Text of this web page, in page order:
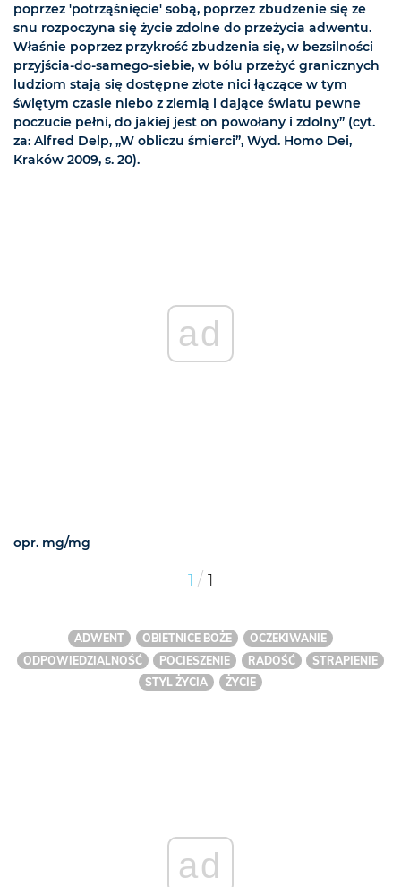
poprzez 'potrząśnięcie' sobą, poprzez zbudzenie się ze
snu rozpoczyna się życie zdolne do przeżycia adwentu.
Właśnie poprzez przykrość zbudzenia się, w bezsilności
przyjścia-do-samego-siebie, w bólu przeżyć granicznych
ludziom stają się dostępne złote nici łączące w tym
świętym czasie niebo z ziemią i dające światu pewne
poczucie pełni, do jakiej jest on powołany i zdolny” (cyt.
za: Alfred Delp, „W obliczu śmierci”, Wyd. Homo Dei,
Kraków 2009, s. 20).
ad
opr. mg/mg
1 / 1
ADWENT OBIETNICE BOŻE
OCZEKIWANIE
ODPOWIEDZIALNOŚĆ
POCIESZENIE RADOŚĆ
STRAPIENIE
STYL ŻYCIA
ŻYCIE
ad